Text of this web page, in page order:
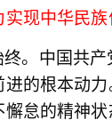
现中华民
。中国共
的根本动力
怠的精神